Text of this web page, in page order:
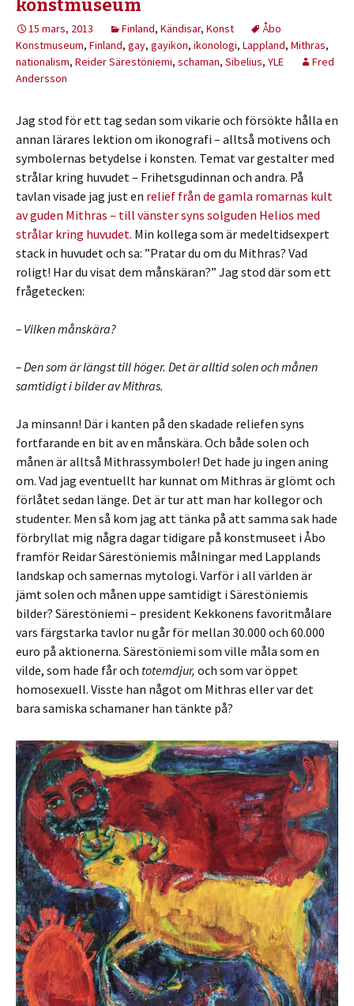
konstmuseum
15 mars, 2013 Finland, Kändisar, Konst
Åbo
Konstmuseum, Finland, gay, gayikon, ikonologi, Lappland, Mithras,
nationalism, Reider Särestöniemi, schaman, Sibelius, YLE
Fred
Andersson
Jag stod för ett tag sedan som vikarie och försökte hålla en
annan lärares lektion om ikonografi – alltså motivens och
symbolernas betydelse i konsten. Temat var gestalter med
strålar kring huvudet – Frihetsgudinnan och andra. På
tavlan visade jag just en relief från de gamla romarnas kult
av guden Mithras – till vänster syns solguden Helios med
strålar kring huvudet. Min kollega som är medeltidsexpert
stack in huvudet och sa: ”Pratar du om du Mithras? Vad
roligt! Har du visat dem månskäran?” Jag stod där som ett
frågetecken:
– Vilken månskära?
– Den som är längst till höger. Det är alltid solen och månen
samtidigt i bilder av Mithras.
Ja minsann! Där i kanten på den skadade reliefen syns
fortfarande en bit av en månskära. Och både solen och
månen är alltså Mithrassymboler! Det hade ju ingen aning
om. Vad jag eventuellt har kunnat om Mithras är glömt och
förlåtet sedan länge. Det är tur att man har kollegor och
studenter. Men så kom jag att tänka på att samma sak hade
förbryllat mig några dagar tidigare på konstmuseet i Åbo
framför Reidar Särestöniemis målningar med Lapplands
landskap och samernas mytologi. Varför i all världen är
jämt solen och månen uppe samtidigt i Särestöniemis
bilder? Särestöniemi – president Kekkonens favoritmålare
vars färgstarka tavlor nu går för mellan 30.000 och 60.000
euro på aktionerna. Särestöniemi som ville måla som en
vilde, som hade får och totemdjur, och som var öppet
homosexuell. Visste han något om Mithras eller var det
bara samiska schamaner han tänkte på?